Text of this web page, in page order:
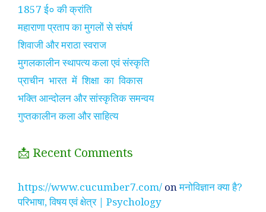
1857 ई० की क्रांति
महाराणा प्रताप का मुगलों से संघर्ष
शिवाजी और मराठा स्वराज
मुगलकालीन स्थापत्य कला एवं संस्कृति
प्राचीन भारत में शिक्षा का विकास
भक्ति आन्दोलन और सांस्कृतिक समन्वय
गुप्तकालीन कला और साहित्य
📩 Recent Comments
https://www.cucumber7.com/ onमनोविज्ञान क्या है?
परिभाषा, विषय एवं क्षेत्र | Psychology